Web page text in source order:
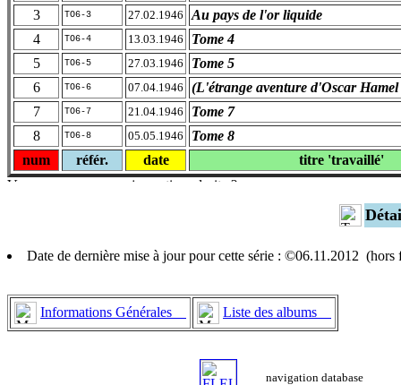
3
TO6-3 27.02.1946
Au pays de l'or liquide
4
TO6-4 13.03.1946
Tome 4
5
TO6-5 27.03.1946
Tome 5
6
TO6-6 07.04.1946
(L'étrange aventure d'Oscar Hamel
7
TO6-7 21.04.1946
Tome 7
8
TO6-8 05.05.1946
Tome 8
num
référ. date titre 'travaillé'
Date de dernière mise à jour pour cette série : ©06.11.2012 (hors
Informations Générales Liste des albums
navigation database